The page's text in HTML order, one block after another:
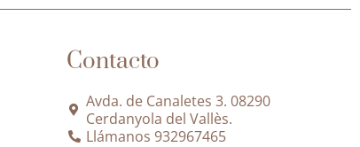
Contacto
Avda. de Canaletes 3. 08290
Cerdanyola del Vallès.
Llámanos 932967465